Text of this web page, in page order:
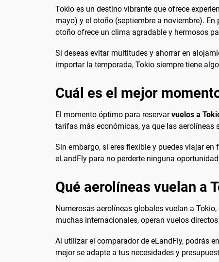
Tokio es un destino vibrante que ofrece
mayo) y el otoño (septiembre a noviembre).
otoño ofrece un clima agradable y hermosos
Si deseas evitar multitudes y ahorrar en
importar la temporada, Tokio siempre tiene
Cuál es el mejor
El momento óptimo para reservarvuelos a
tarifas más económicas, ya que las aerolíneas
Sin embargo, si eres flexible y puedes viajar
eLandFly para no perderte ninguna
Qué aerolíneas vuelan a
Numerosas aerolíneas globales vuelan a
muchas internacionales, operan vuelos
Al utilizar el comparador de eLandFly, podrás
mejor se adapte a tus necesidades y